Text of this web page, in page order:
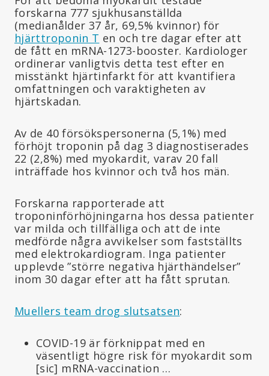
forskarna 777 sjukhusanställda
(medianålder 37 år, 69,5% kvinnor) för
hjärttroponin T en och tre dagar efter att
de fått en mRNA-1273-booster. Kardiologer
ordinerar vanligtvis detta test efter en
misstänkt hjärtinfarkt för att kvantifiera
omfattningen och varaktigheten av
hjärtskadan.
Av de 40 försökspersonerna (5,1%) med
förhöjt troponin på dag 3 diagnostiserades
22 (2,8%) med myokardit, varav 20 fall
inträffade hos kvinnor och två hos män.
Forskarna rapporterade att
troponinförhöjningarna hos dessa patienter
var milda och tillfälliga och att de inte
medförde några avvikelser som fastställts
med elektrokardiogram. Inga patienter
upplevde ”större negativa hjärthändelser”
inom 30 dagar efter att ha fått sprutan.
Muellers team drog slutsatsen:
COVID-19 är förknippat med en
väsentligt högre risk för myokardit som
[sic] mRNA-vaccination …